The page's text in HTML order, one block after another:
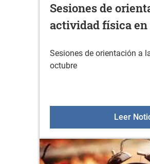
Sesiones de
actividad física en
Sesiones de orientación a
octubre
Leer